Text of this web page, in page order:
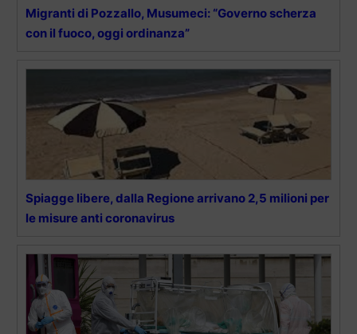
Migranti di Pozzallo, Musumeci: “Governo scherza
con il fuoco, oggi ordinanza”
Spiagge libere, dalla Regione arrivano 2,5 milioni per
le misure anti coronavirus